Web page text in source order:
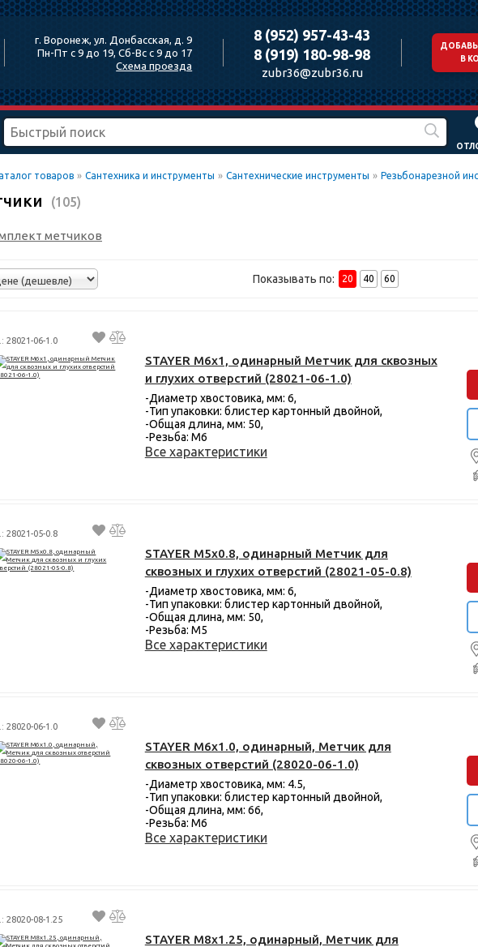
г. Воронеж, ул. Донбасская, д. 9
Пн-Пт с 9 до 19, Сб-Вс с 9 до 17
Схема проезда
8 (952) 957-43-43
8 (919) 180-98-98
zubr36@zubr36.ru
В
товаров » Сантехника и инструменты » Сантехнические инструменты » Резьбонарезной
(105)
метчиков
Показывать по: 20 40 60
28021-06-1.0
STAYER M6х1, одинарный Метчик для сквозных
и глухих отверстий (28021-06-1.0)
-Диаметр хвостовика, мм: 6,
-Тип упаковки: блистер картонный двойной,
-Общая длина, мм: 50,
-Резьба: М6
Все характеристики
28021-05-0.8
STAYER M5х0.8, одинарный Метчик для
сквозных и глухих отверстий (28021-05-0.8)
-Диаметр хвостовика, мм: 6,
-Тип упаковки: блистер картонный двойной,
-Общая длина, мм: 50,
-Резьба: М5
Все характеристики
28020-06-1.0
STAYER М6х1.0, одинарный, Метчик для
сквозных отверстий (28020-06-1.0)
-Диаметр хвостовика, мм: 4.5,
-Тип упаковки: блистер картонный двойной,
-Общая длина, мм: 66,
-Резьба: М6
Все характеристики
28020-08-1.25
STAYER М8х1.25, одинарный, Метчик для